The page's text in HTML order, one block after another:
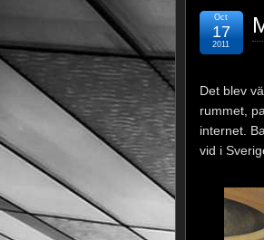
Oct
17
2011
Det blev
rummet,
internet.
vid i